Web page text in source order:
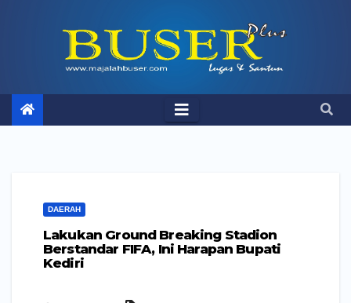
DAERAH
Lakukan Ground Breaking Stadion
Berstandar FIFA, Ini Harapan Bupati
Kediri